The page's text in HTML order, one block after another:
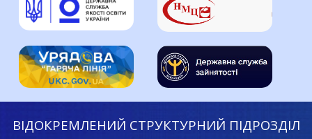
ВІДОКРЕМЛЕНИЙ СТРУКТУРНИЙ ПІДРОЗДІЛ